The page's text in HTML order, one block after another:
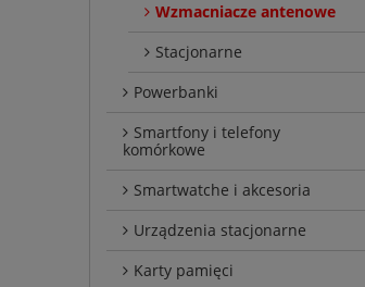
Wzmacniacze antenowe
Stacjonarne
Powerbanki
Smartfony i telefony
komórkowe
Smartwatche i akcesoria
Urządzenia stacjonarne
Karty pamięci